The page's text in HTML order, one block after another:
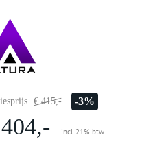
€ 415,- -3%
incl. 21% btw